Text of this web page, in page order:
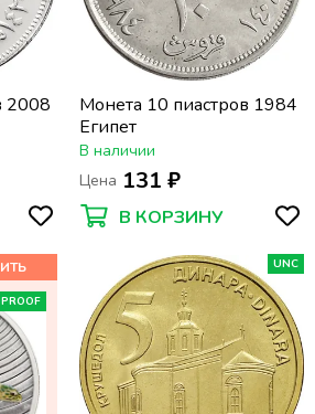
2008
Монета 10 пиастров 1984
Египет
В наличии
Цена 131 ₽
В КОРЗИНУ
PROOF
UNC